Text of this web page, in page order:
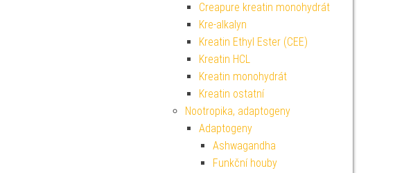
Creapure kreatin monohydrát
Kre-alkalyn
Kreatin Ethyl Ester (CEE)
Kreatin HCL
Kreatin monohydrát
Kreatin ostatní
Nootropika, adaptogeny
Adaptogeny
Ashwagandha
Funkční houby